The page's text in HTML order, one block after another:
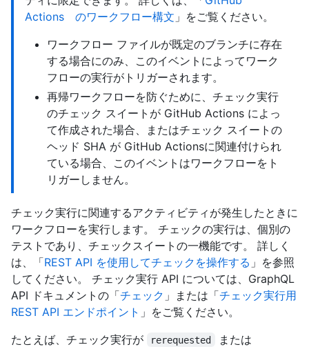
Actions のワークフロー構文 」をご覧ください。
ワークフロー ファイルが既定のブランチに存在
する場合にのみ、このイベントによってワーク
フローの実行がトリガーされます。
再帰ワークフローを防ぐために、チェック実行
のチェック スイートが GitHub Actions によっ
て作成された場合、またはチェック スイートの
ヘッド SHA が GitHub Actionsに関連付けられ
ている場合、このイベントはワークフローをト
リガーしません。
チェック実行に関連するアクティビティが発生したときに
ワークフローを実行します。 チェックの実行は、個別の
テストであり、チェックスイートの一機能です。 詳しく
は、「REST API を使用してチェックを操作する 」を参照
してください。 チェック実行 API については、GraphQL
API ドキュメントの「チェック 」または「チェック実行用
REST API エンドポイント 」をご覧ください。
たとえば、チェック実行が
rerequested または